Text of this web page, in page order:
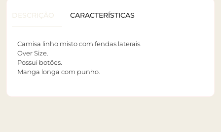
DESCRIÇÃO CARACTERÍSTICAS
Camisa linho misto com fendas laterais.
Over Size.
Possui botões.
Manga longa com punho.